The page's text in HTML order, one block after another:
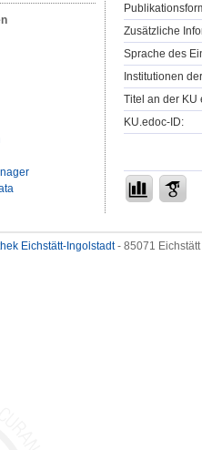
Zusätzliche
Sprache des
Institutionen
Titel an der KU
KU.edoc-ID:
Eichstätt-Ingolstadt- 85071 Eichstätt